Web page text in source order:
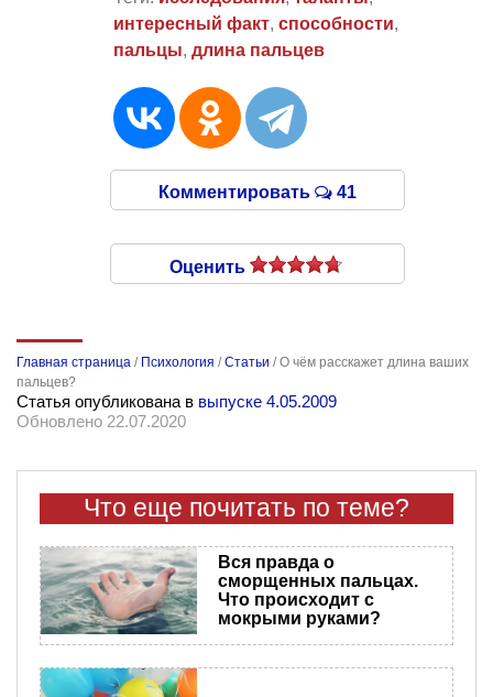
интересный факт, способности,
пальцы, длина пальцев
Комментировать 41
Оценить
Главная страница / Психология /Статьи /О чём расскажет длина ваших
пальцев?
Статья опубликована в выпуске 4.05.2009
Обновлено 22.07.2020
Что еще почитать по теме?
Вся правда о
сморщенных пальцах.
Что происходит с
мокрыми руками?